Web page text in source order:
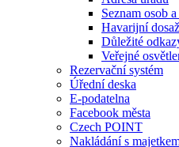
Seznam osob
Havarijní
Důležité
Veřejné
Rezervační systém
Úřední deska
E-podatelna
Facebook města
Czech POINT
Nakládání s